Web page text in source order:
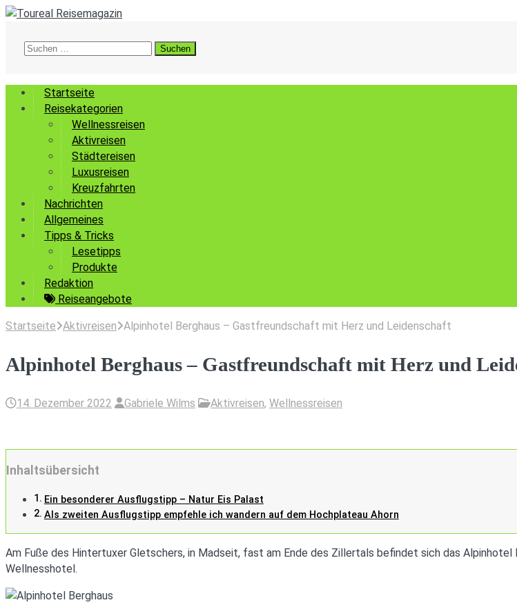
Suchen
Startseite
Reisekategorien
Wellnessreisen
Aktivreisen
Städtereisen
Luxusreisen
Kreuzfahrten
Nachrichten
Allgemeines
Tipps & Tricks
Lesetipps
Produkte
Redaktion
Reiseangebote
Startseite Aktivreisen Alpinhotel Berghaus – Gastfreundschaft mit Herz und Leidenschaft
Alpinhotel Berghaus – Gastfreundschaft mit Herz und
14. Dezember 2022 Gabriele Wilms Aktivreisen, Wellnessreisen
Inhaltsübersicht
Ein besonderer Ausflugstipp – Natur Eis Palast
Als zweiten Ausflugstipp empfehle ich wandern auf dem Hochplateau Ahorn
Am Fuße des Hintertuxer Gletschers, in Madseit, fast am Ende des Zillertals befindet sich das Alpinhotel
Wellnesshotel.